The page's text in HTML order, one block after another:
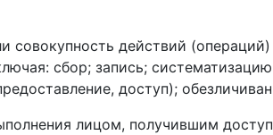
совокупность действий
сбор; запись;
доступ);
лицом, получившим